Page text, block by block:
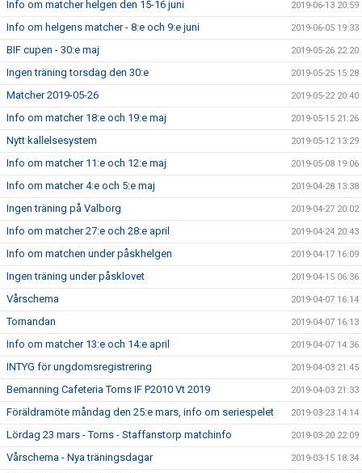
Info om matcher helgen den 15-16 juni 2019-06-13 20:59
Info om helgens matcher - 8:e och 9:e juni 2019-06-05 19:33
BIF cupen - 30:e maj 2019-05-26 22:20
Ingen träning torsdag den 30:e 2019-05-25 15:28
Matcher 2019-05-26 2019-05-22 20:40
Info om matcher 18:e och 19:e maj 2019-05-15 21:26
Nytt kallelsesystem 2019-05-12 13:29
Info om matcher 11:e och 12:e maj 2019-05-08 19:06
Info om matcher 4:e och 5:e maj 2019-04-28 13:38
Ingen träning på Valborg 2019-04-27 20:02
Info om matcher 27:e och 28:e april 2019-04-24 20:43
Info om matchen under påskhelgen 2019-04-17 16:09
Ingen träning under påsklovet 2019-04-15 06:36
Vårschema 2019-04-07 16:14
Tornandan 2019-04-07 16:13
Info om matcher 13:e och 14:e april 2019-04-07 14:36
INTYG för ungdomsregistrering 2019-04-03 21:45
Bemanning Cafeteria Torns IF P2010 Vt 2019 2019-04-03 21:33
Föräldramöte måndag den 25:e mars, info om seriespelet 2019-03-23 14:14
Lördag 23 mars - Torns - Staffanstorp matchinfo 2019-03-20 22:09
Vårschema - Nya träningsdagar 2019-03-15 18:34